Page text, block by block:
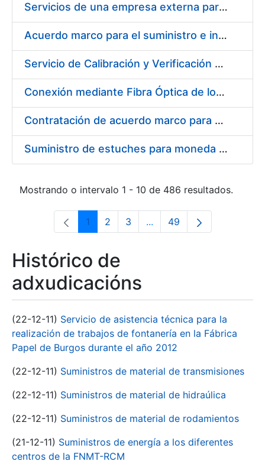
Servicios de una empresa externa para el asesoramiento y resolución de los recursos de alzada que se presentan relacionados con procesos de selección para la FNMT-RCM
Acuerdo marco para el suministro e instalación de persianas, estores y otros complementos
Servicio de Calibración y Verificación Externa de los Equipos de Medición del Servicio de Prevención de la FNMT-RCM
Conexión mediante Fibra Óptica de los Centros de Proceso de Datos (CPDs) de las sedes de la FNMT-RCM de Burgos y Madrid
Contratación de acuerdo marco para el Suministro de Material de Electricidad para la Fábrica Nacional de Moneda y Timbre-Real Casa de la Moneda en su centro de trabajo de Burgos
Suministro de estuches para moneda de 30 €
Mostrando o intervalo 1 - 10 de 486 resultados.
Páxina
1 Páxina
2 Páxina
3 ...Páxinas intermedias Use
Páxina
49
Histórico de
adxudicacións
(22-12-11) Servicio de asistencia técnica para la
realización de trabajos de fontanería en la Fábrica
Papel de Burgos durante el año 2012
(22-12-11) Suministros de material de transmisiones
(22-12-11) Suministros de material de hidraúlica
(22-12-11) Suministros de material de rodamientos
(21-12-11) Suministros de energía a los diferentes
centros de la FNMT-RCM